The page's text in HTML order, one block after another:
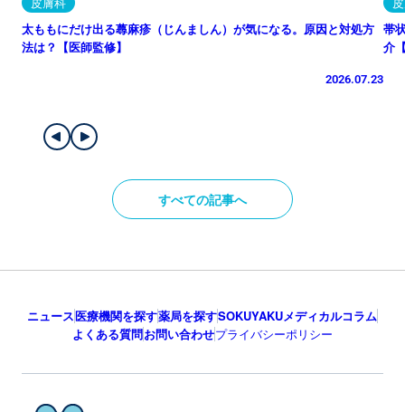
太ももにだけ出る蕁麻疹（じんましん）が気になる。原因と対処方
法は？【医師監修】
2026.07.23
帯
介
すべての記事へ
ニュース医療機関を探す薬局を探すSOKUYAKUメディカルコラム
よくある質問お問い合わせプライバシーポリシー